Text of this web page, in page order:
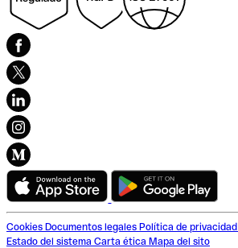
Cookies Documentos legales Política de privacidad
Estado del sistema Carta ética Mapa del sito